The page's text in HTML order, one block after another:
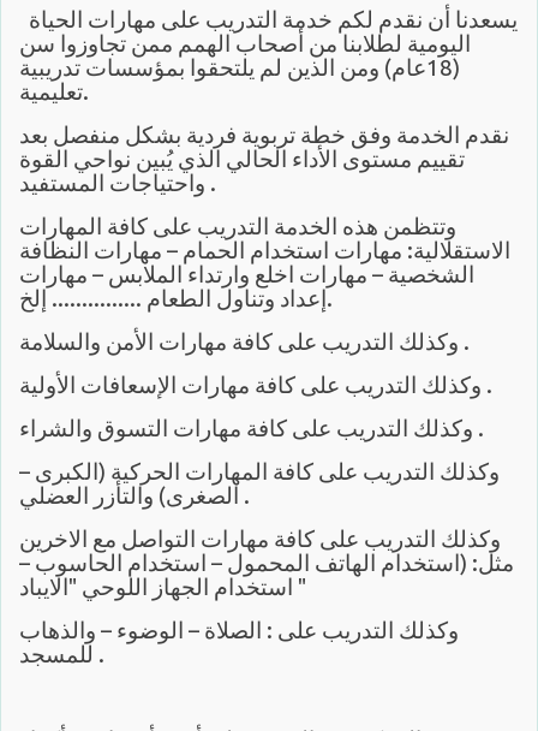
يسعدنا أن نقدم لكم خدمة التدريب على مهارات الحياة
اليومية لطلابنا من أصحاب الهمم ممن تجاوزوا سن
(18عام) ومن الذين لم يلتحقوا بمؤسسات تدريبية
تعليمية.
نقدم الخدمة وفق خطة تربوية فردية بشكل منفصل بعد
تقييم مستوى الأداء الحالي الذي يُبين نواحي القوة
واحتياجات المستفيد .
وتتظمن هذه الخدمة التدريب على كافة المهارات
الاستقلالية: مهارات استخدام الحمام – مهارات النظافة
الشخصية – مهارات اخلع وارتداء الملابس – مهارات
إعداد وتناول الطعام ............... إلخ.
وكذلك التدريب على كافة مهارات الأمن والسلامة .
وكذلك التدريب على كافة مهارات الإسعافات الأولية .
وكذلك التدريب على كافة مهارات التسوق والشراء .
وكذلك التدريب على كافة المهارات الحركية (الكبرى –
الصغرى) والتأزر العضلي .
وكذلك التدريب على كافة مهارات التواصل مع الاخرين
مثل: (استخدام الهاتف المحمول – استخدام الحاسوب –
استخدام الجهاز اللوحي "الايباد "
وكذلك التدريب على : الصلاة – الوضوء – والذهاب
للمسجد .